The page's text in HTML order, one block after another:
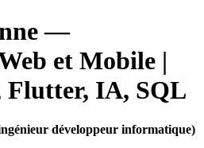
—
et Mobile |
Flutter, IA, SQL
développeur informatique)